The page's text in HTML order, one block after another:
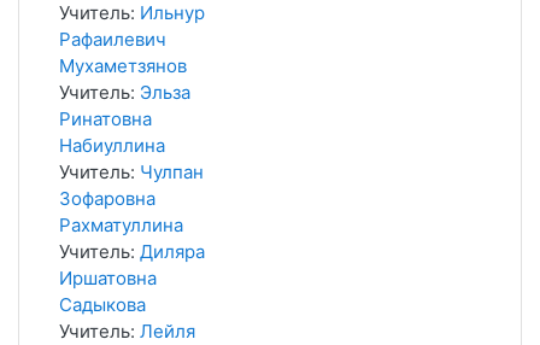
Учитель: Ильнур
Рафаилевич
Мухаметзянов
Учитель: Эльза
Ринатовна
Набиуллина
Учитель: Чулпан
Зофаровна
Рахматуллина
Учитель: Диляра
Иршатовна
Садыкова
Учитель: Лейля